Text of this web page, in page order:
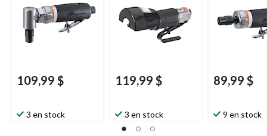
3101G, 1/4 po
109,99 $
3 en stock
119,99 $
3 en stock
3017G, 1/4 po
89,99 $
9 en stock